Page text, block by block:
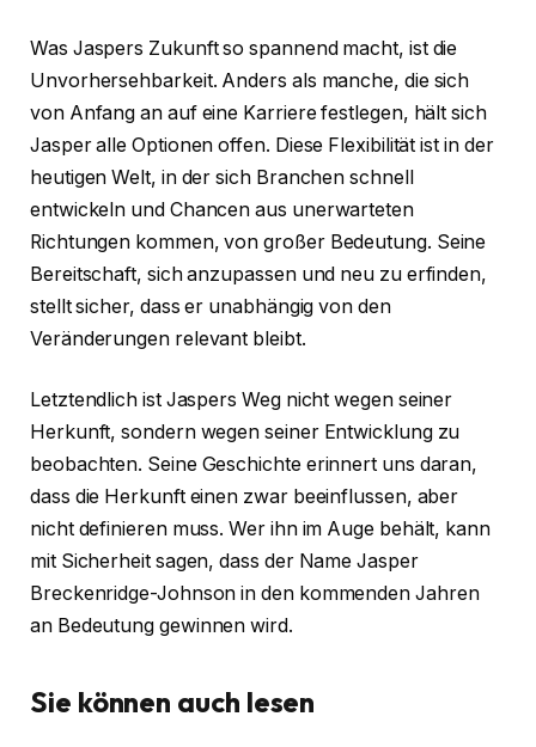
Was Jaspers Zukunft so spannend macht, ist die
Unvorhersehbarkeit. Anders als manche, die sich
von Anfang an auf eine Karriere festlegen, hält sich
Jasper alle Optionen offen. Diese Flexibilität ist in der
heutigen Welt, in der sich Branchen schnell
entwickeln und Chancen aus unerwarteten
Richtungen kommen, von großer Bedeutung. Seine
Bereitschaft, sich anzupassen und neu zu erfinden,
stellt sicher, dass er unabhängig von den
Veränderungen relevant bleibt.
Letztendlich ist Jaspers Weg nicht wegen seiner
Herkunft, sondern wegen seiner Entwicklung zu
beobachten. Seine Geschichte erinnert uns daran,
dass die Herkunft einen zwar beeinflussen, aber
nicht definieren muss. Wer ihn im Auge behält, kann
mit Sicherheit sagen, dass der Name Jasper
Breckenridge-Johnson in den kommenden Jahren
an Bedeutung gewinnen wird.
Sie können auch lesen